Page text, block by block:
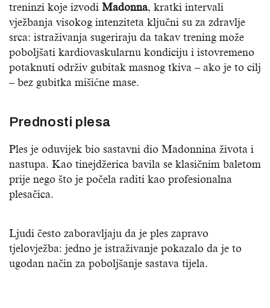
treninzi koje izvodi Madonna, kratki intervali
vježbanja visokog intenziteta ključni su za zdravlje
srca: istraživanja sugeriraju da takav trening može
poboljšati kardiovaskularnu kondiciju i istovremeno
potaknuti održiv gubitak masnog tkiva – ako je to cilj
– bez gubitka mišićne mase.
Prednosti plesa
Ples je oduvijek bio sastavni dio Madonnina života i
nastupa. Kao tinejdžerica bavila se klasičnim baletom
prije nego što je počela raditi kao profesionalna
plesačica.
Ljudi često zaboravljaju da je ples zapravo
tjelovježba: jedno je istraživanje pokazalo da je to
ugodan način za poboljšanje sastava tijela.